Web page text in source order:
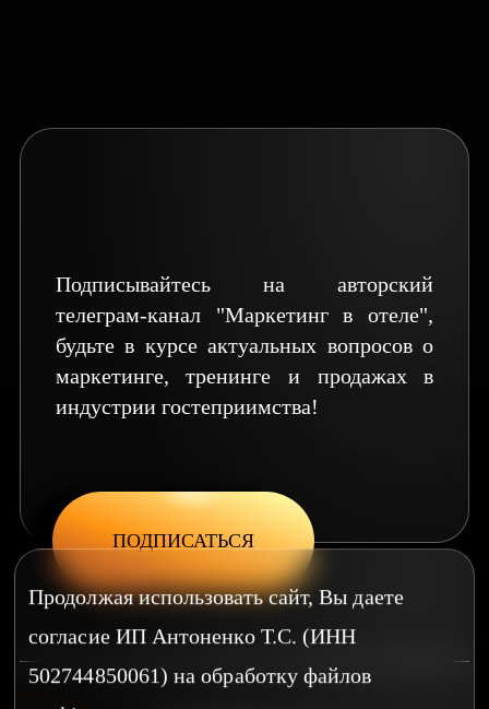
Подписывайтесь на авторский
телеграм-канал "Маркетинг в отеле",
будьте в курсе актуальных вопросов о
маркетинге, тренинге и продажах в
индустрии гостеприимства!
ПОДПИСАТЬСЯ
Продолжая использовать сайт, Вы даете
согласие ИП Антоненко Т.С. (ИНН
502744850061) на обработку файлов